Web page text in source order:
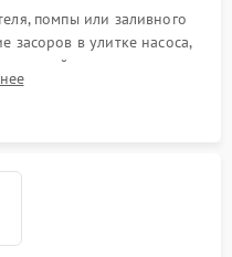
помпы или заливного
засоров в улитке насоса,
ремонт платы
проводки.